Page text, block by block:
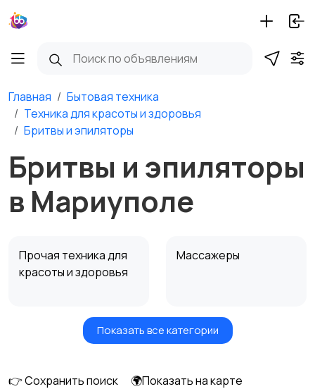
Главная
Бытовая техника
Техника для красоты и здоровья
Бритвы и эпиляторы
Бритвы и эпиляторы
в Мариуполе
Прочая техника для
красоты и здоровья
Массажеры
Фены и стайлеры Напольные весы
Показать все категории
👉 Сохранить поиск
🌍Показать на карте